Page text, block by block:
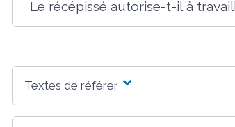
Le récépissé autorise-t-il à
Textes de référence